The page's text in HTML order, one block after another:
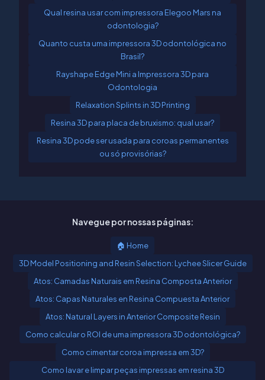
Qual resina usar com impressora Elegoo Mars na
odontologia?
Quanto custa uma impressora 3D odontológica no
Brasil?
Rayshape Edge Mini a Impressora 3D para
Odontologia
Relaxation Splints in 3D Printing
Resina 3D para placa de bruxismo: qual usar?
Resina 3D pode ser usada para coroas permanentes
ou só provisórias?
Navegue por nossas páginas:
🏠 Home
3D Model Positioning and Resin Selection: Lychee Slicer Guide
Atos: Camadas Naturais em Resina Composta Anterior
Atos: Capas Naturales en Resina Compuesta Anterior
Atos: Natural Layers in Anterior Composite Resin
Como calcular o ROI de uma impressora 3D odontológica?
Como cimentar coroa impressa em 3D?
Como lavar e limpar peças impressas em resina 3D